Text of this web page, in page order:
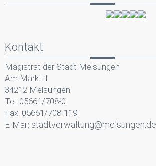
Kontakt
Magistrat der Stadt Melsungen
Am Markt 1
34212 Melsungen
Tel: 05661/708-0
Fax: 05661/708-119
E-Mail: stadtverwaltung@melsungen.de